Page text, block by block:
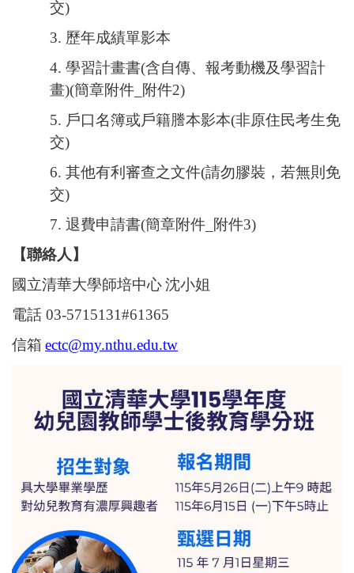
交)
3. 歷年成績單影本
4. 學習計畫書(含自傳、報考動機及學習計
畫)(簡章附件 附件2)
5. 戶口名簿或戶籍謄本影本(非原住民考生免
交)
6. 其他有利審查之文件(請勿膠裝，若無則免
交)
7. 退費申請書(簡章附件 附件3)
【聯絡人】
國立清華大學師培中心沈小姐
電話 03-5715131#61365
信箱 ectc@my.nthu.edu.tw